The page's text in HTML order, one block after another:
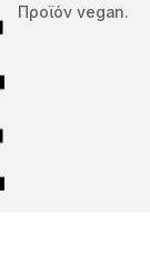
Προϊόν vegan.